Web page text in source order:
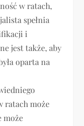
w ratach,
spełnia
i
jest także, aby
oparta na
ratach może
może